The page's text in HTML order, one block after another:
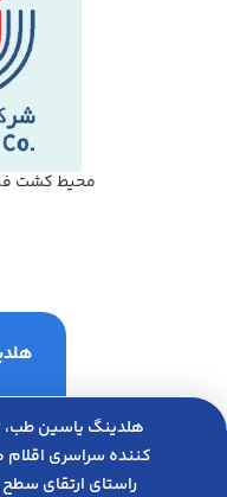
محيط كشت
هلدینگ یاسین طب،
کننده سراسری
راﺳﺘﺎی ارﺗﻘﺎی